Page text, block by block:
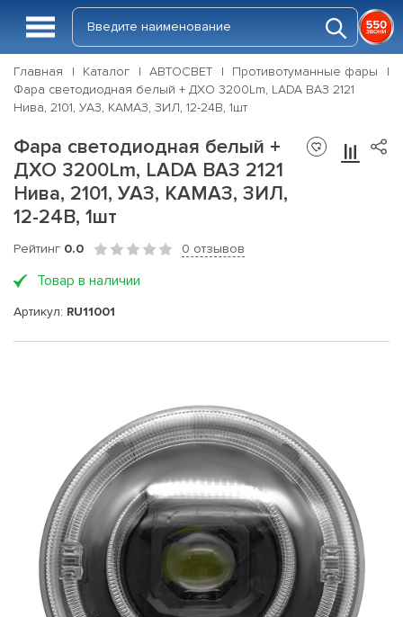
Главная Каталог АВТОСВЕТ
Противотуманные фары
Фара светодиодная белый + ДХО 3200Lm, LADA ВАЗ 2121
Нива, 2101, УАЗ, КАМАЗ, ЗИЛ, 12-24В, 1шт
Фара светодиодная белый +
ДХО 3200Lm, LADA ВАЗ 2121
Нива, 2101, УАЗ, КАМАЗ, ЗИЛ,
12-24В, 1шт
Рейтинг 0.0 0 отзывов
Товар в наличии
Артикул: RU11001